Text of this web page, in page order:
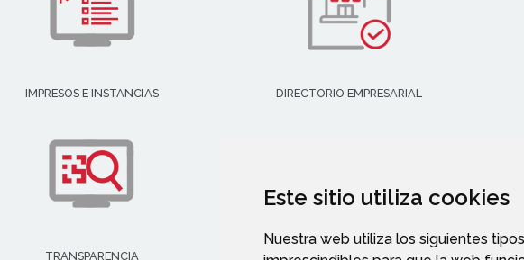
Este sitio utiliza cookies
Nuestra web utiliza los siguientes
IMPRESOS E INSTANCIAS
DIRECTORIO EMPRESARIAL
TRANSPARENCIA VALIDACIÓN DE DOCUMENTOS